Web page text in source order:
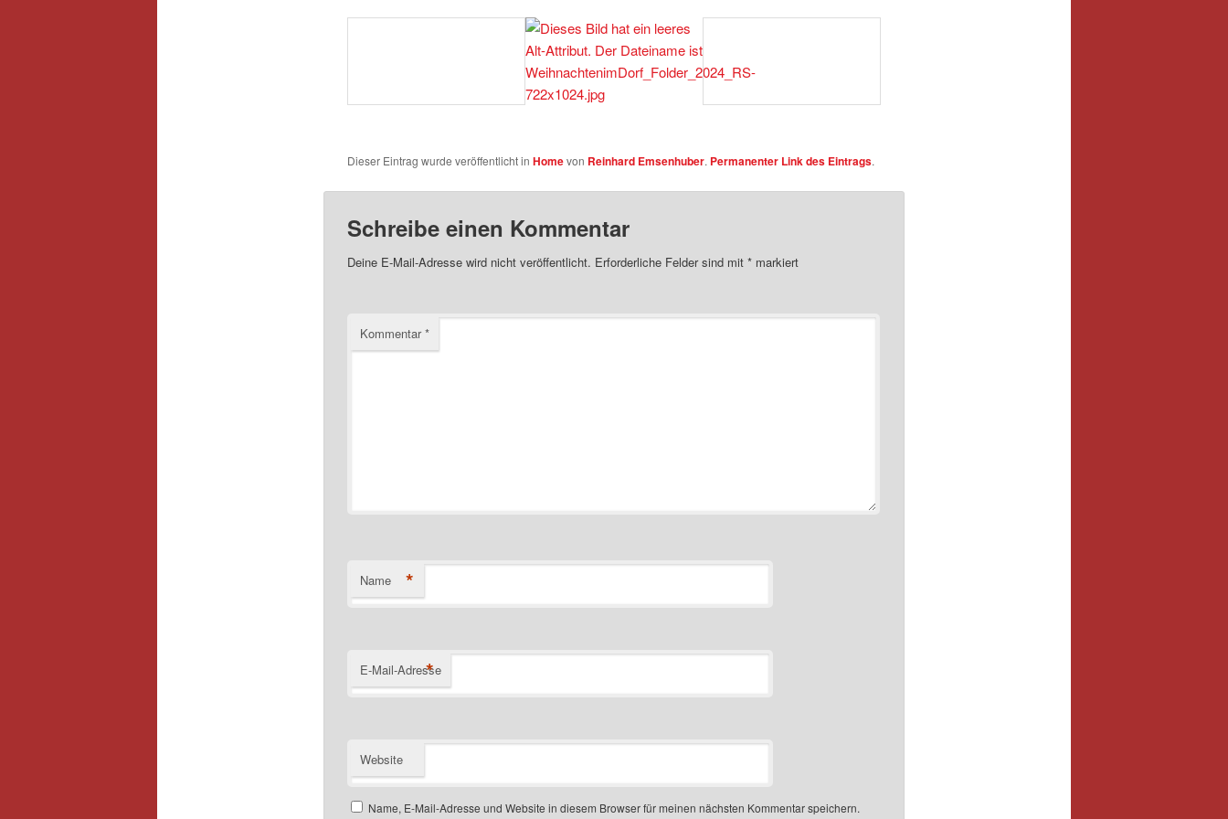
Dieser Eintrag wurde veröffentlicht in Homevon Reinhard Emsenhuber. Permanenter Link des Eintrags.
Schreibe einen Kommentar
Deine E-Mail-Adresse wird nicht veröffentlicht. Erforderliche Felder sind mit *markiert
Kommentar*
Name *
E-Mail-Adresse
*
Website
Name, E-Mail-Adresse und Website in diesem Browser für meinen nächsten Kommentar speichern.